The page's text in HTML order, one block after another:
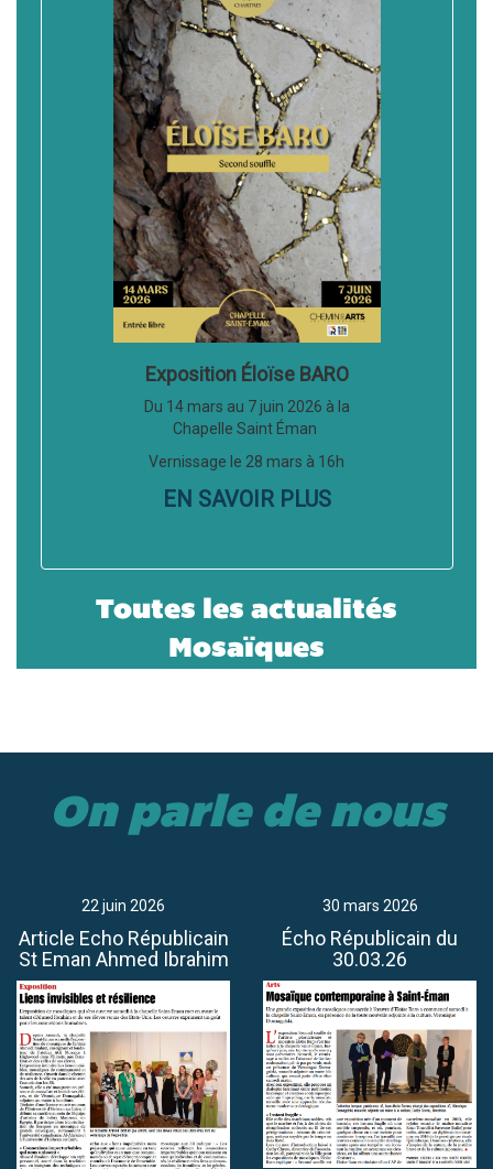
Exposition Éloïse BARO
Du 14 mars au 7 juin 2026 à la
Chapelle Saint Éman
Vernissage le 28 mars à 16h
EN SAVOIR PLUS
Toutes les actualités
Mosaïques
On parle de nous
22 juin 2026
Article Echo Républicain
St Eman Ahmed Ibrahim
30 mars 2026
Écho Républicain du
30.03.26